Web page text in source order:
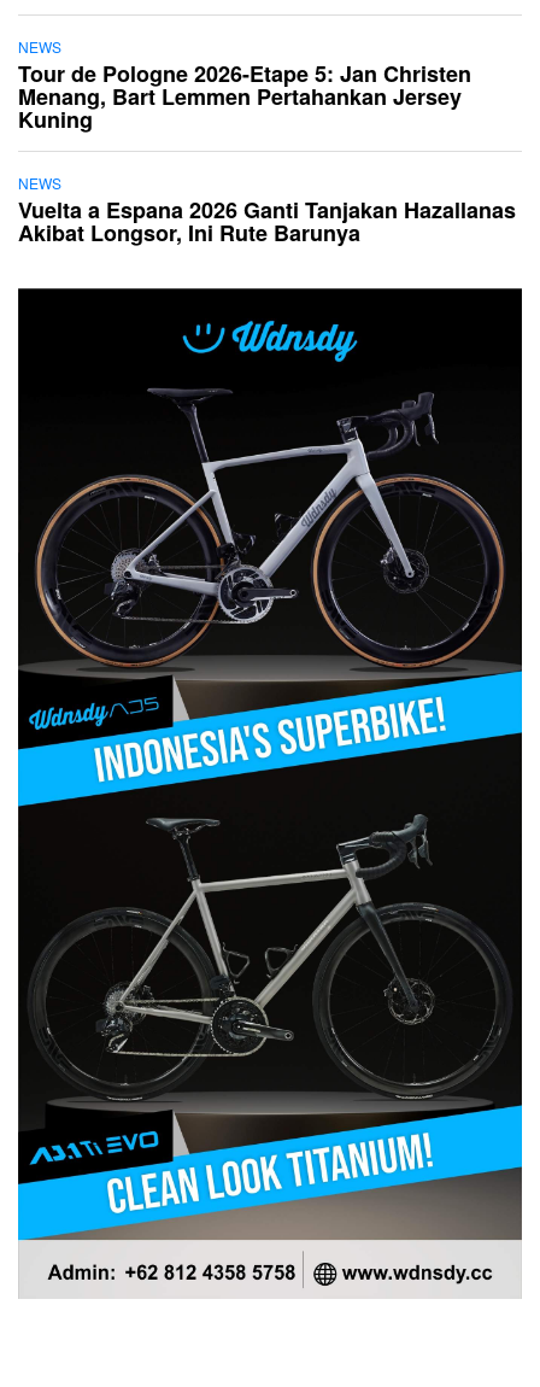
NEWS
Tour de Pologne 2026-Etape 5: Jan Christen
Menang, Bart Lemmen Pertahankan Jersey
Kuning
NEWS
Vuelta a Espana 2026 Ganti Tanjakan Hazallanas
Akibat Longsor, Ini Rute Barunya